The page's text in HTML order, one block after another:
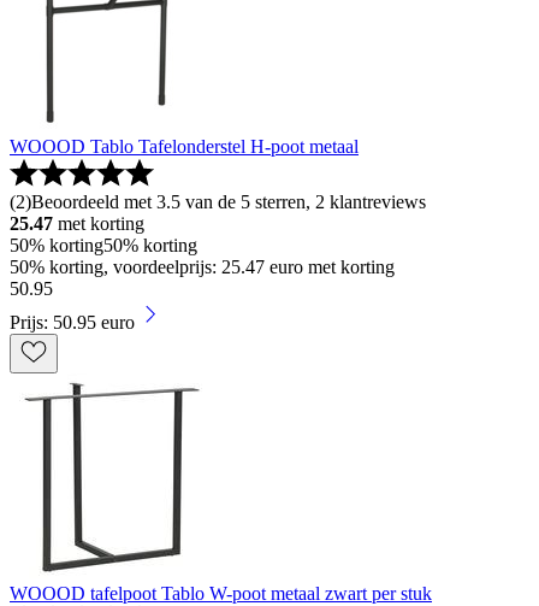
WOOOD Tablo Tafelonderstel H-poot metaal
(2)Beoordeeld met 3.5 van de 5 sterren, 2 klantreviews
25.47 met korting
50% korting50% korting
50% korting, voordeelprijs: 25.47 euro met korting
50.95
Prijs: 50.95 euro
WOOOD tafelpoot Tablo W-poot metaal zwart per stuk